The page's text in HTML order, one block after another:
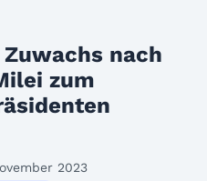
nach
zum
2023